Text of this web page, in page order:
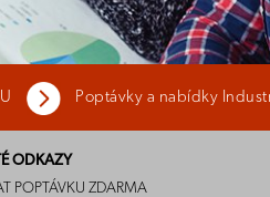
Poptávky a nabídky
ODKAZY
POPTÁVKU ZDARMA